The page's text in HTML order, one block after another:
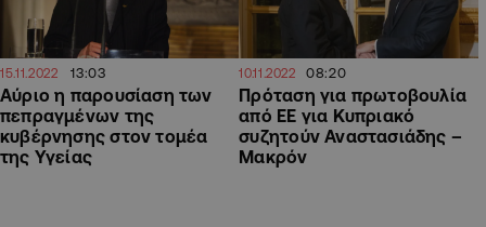
15.11.2022 13:03
Αύριο η παρουσίαση των
πεπραγμένων της
κυβέρνησης στον τομέα
της Υγείας
10.11.2022 08:20
Πρόταση για πρωτοβουλία
από ΕΕ για Κυπριακό
συζητούν Αναστασιάδης –
Μακρόν